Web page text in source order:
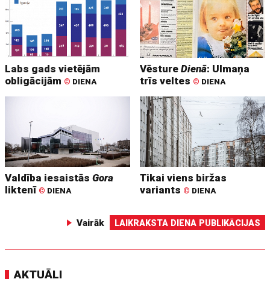
Labs gads vietējām
obligācijām © DIENA
VēstureDienā: Ulmaņa
trīs veltes © DIENA
Valdība iesaistāsGora
liktenī © DIENA
Tikai viens biržas
variants © DIENA
Vairāk LAIKRAKSTA DIENA PUBLIKĀCIJAS
AKTUĀLI